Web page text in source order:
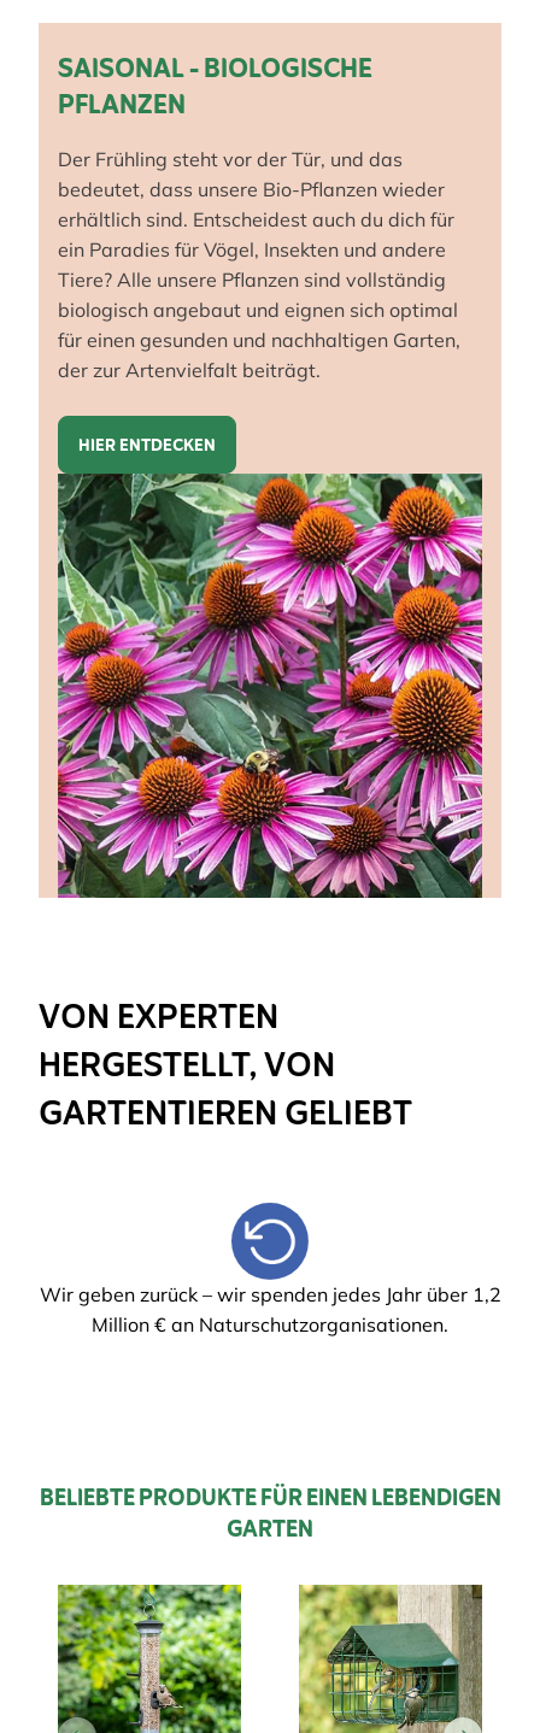
SAISONAL - BIOLOGISCHE
PFLANZEN
Der Frühling steht vor der Tür, und das
bedeutet, dass unsere Bio-Pflanzen wieder
erhältlich sind. Entscheidest auch du dich für
ein Paradies für Vögel, Insekten und andere
Tiere? Alle unsere Pflanzen sind vollständig
biologisch angebaut und eignen sich optimal
für einen gesunden und nachhaltigen Garten,
der zur Artenvielfalt beiträgt.
HIER ENTDECKEN
VON EXPERTEN
HERGESTELLT, VON
GARTENTIEREN GELIEBT
Wir geben zurück – wir spenden jedes Jahr über 1,2
Million € an Naturschutzorganisationen.
Die Nr. 1 für Qualität und Fachwissen - aus diesem
Grund werden mehr als 500 unserer Produkte von
führenden Naturschutzorganisationen empfohlen
BELIEBTE PRODUKTE FÜR EINEN LEBENDIGEN
GARTEN